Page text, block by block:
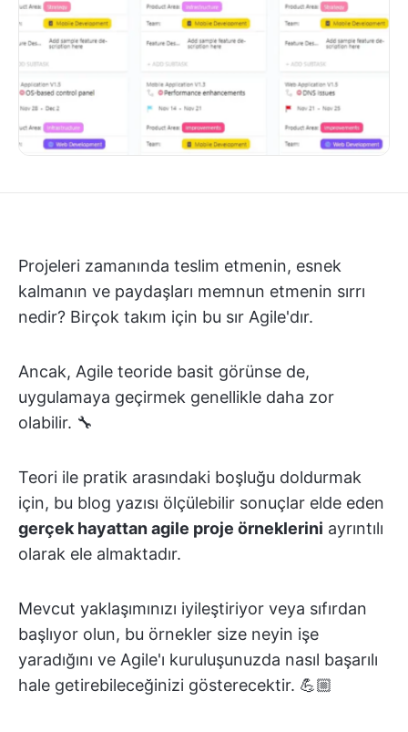
Projeleri zamanında teslim etmenin, esnek
kalmanın ve paydaşları memnun etmenin sırrı
nedir? Birçok takım için bu sır Agile'dır.
Ancak, Agile teoride basit görünse de,
uygulamaya geçirmek genellikle daha zor
olabilir. 🔧
Teori ile pratik arasındaki boşluğu doldurmak
için, bu blog yazısı ölçülebilir sonuçlar elde eden
gerçek hayattan agile proje örneklerini ayrıntılı
olarak ele almaktadır.
Mevcut yaklaşımınızı iyileştiriyor veya sıfırdan
başlıyor olun, bu örnekler size neyin işe
yaradığını ve Agile'ı kuruluşunuzda nasıl başarılı
hale getirebileceğinizi gösterecektir. 💪🏼